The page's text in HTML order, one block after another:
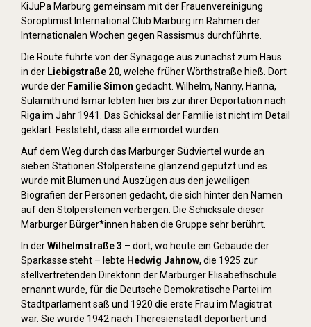
KiJuPa Marburg gemeinsam mit der Frauenvereinigung
Soroptimist International Club Marburg im Rahmen der
Internationalen Wochen gegen Rassismus durchführte.
Die Route führte von der Synagoge aus zunächst zum Haus
in der Liebigstraße 20, welche früher Wörthstraße hieß. Dort
wurde der Familie Simon gedacht. Wilhelm, Nanny, Hanna,
Sulamith und Ismar lebten hier bis zur ihrer Deportation nach
Riga im Jahr 1941. Das Schicksal der Familie ist nicht im Detail
geklärt. Feststeht, dass alle ermordet wurden.
Auf dem Weg durch das Marburger Südviertel wurde an
sieben Stationen Stolpersteine glänzend geputzt und es
wurde mit Blumen und Auszügen aus den jeweiligen
Biografien der Personen gedacht, die sich hinter den Namen
auf den Stolpersteinen verbergen. Die Schicksale dieser
Marburger Bürger*innen haben die Gruppe sehr berührt.
In derWilhelmstraße 3 – dort, wo heute ein Gebäude der
Sparkasse steht – lebte Hedwig Jahnow, die 1925 zur
stellvertretenden Direktorin der Marburger Elisabethschule
ernannt wurde, für die Deutsche Demokratische Partei im
Stadtparlament saß und 1920 die erste Frau im Magistrat
war. Sie wurde 1942 nach Theresienstadt deportiert und